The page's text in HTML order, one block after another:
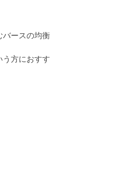
バースの均衡
う方におすす